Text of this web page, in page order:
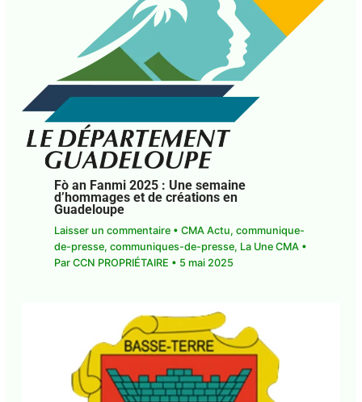
Fò an Fanmi 2025 : Une semaine
d’hommages et de créations en
Guadeloupe
Laisser un commentaire • CMA Actu, communique-
de-presse, communiques-de-presse, La Une CMA•
Par CCN PROPRIÉTAIRE • 5 mai 2025